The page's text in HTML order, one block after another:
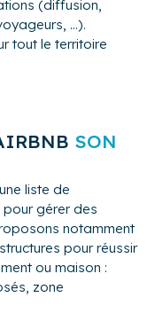
(diffusion,
...).
tout le territoire
SON
liste de
gérer des
notamment
pour réussir
ou maison :
zone